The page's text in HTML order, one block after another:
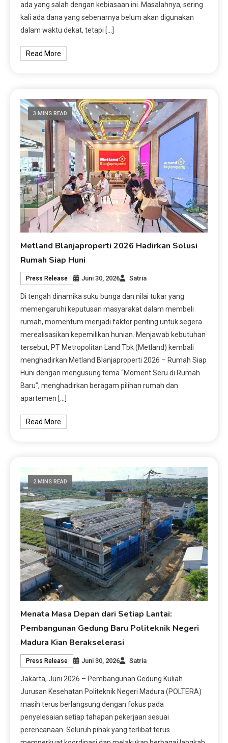
ada yang salah dengan kebiasaan ini. Masalahnya, sering
kali ada dana yang sebenarnya belum akan digunakan
dalam waktu dekat, tetapi […]
Read More
3 MINS READ
Metland Blanjaproperti 2026 Hadirkan Solusi
Rumah Siap Huni
Press Release Juni 30, 2026 Satria
Di tengah dinamika suku bunga dan nilai tukar yang
memengaruhi keputusan masyarakat dalam membeli
rumah, momentum menjadi faktor penting untuk segera
merealisasikan kepemilikan hunian. Menjawab kebutuhan
tersebut, PT Metropolitan Land Tbk (Metland) kembali
menghadirkan Metland Blanjaproperti 2026 – Rumah Siap
Huni dengan mengusung tema “Moment Seru di Rumah
Baru”, menghadirkan beragam pilihan rumah dan
apartemen […]
Read More
2 MINS READ
Menata Masa Depan dari Setiap Lantai:
Pembangunan Gedung Baru Politeknik Negeri
Madura Kian Berakselerasi
Press Release Juni 30, 2026 Satria
Jakarta, Juni 2026 – Pembangunan Gedung Kuliah
Jurusan Kesehatan Politeknik Negeri Madura (POLTERA)
masih terus berlangsung dengan fokus pada
penyelesaian setiap tahapan pekerjaan sesuai
perencanaan. Seluruh pihak yang terlibat terus